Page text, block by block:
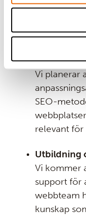
genom att
tillgängligt
alla
Vi planerar
SEO-
relevant för
Utbildning
Vi kommer
support för
webbteam
kunskap